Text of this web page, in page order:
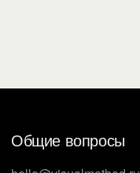
Общие вопросы